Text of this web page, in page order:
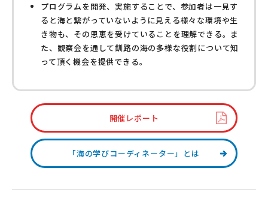
プログラムを開発、実施することで、参加者は一見す
ると海と繋がっていないように見える様々な環境や生
き物も、その恩恵を受けていることを理解できる。ま
た、観察会を通して釧路の海の多様な役割について知
って頂く機会を提供できる。
開催レポート
「海の学びコーディネーター」とは